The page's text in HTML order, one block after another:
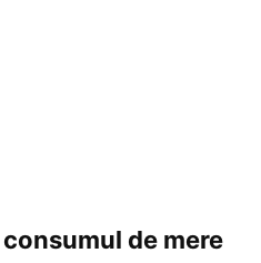
de mere